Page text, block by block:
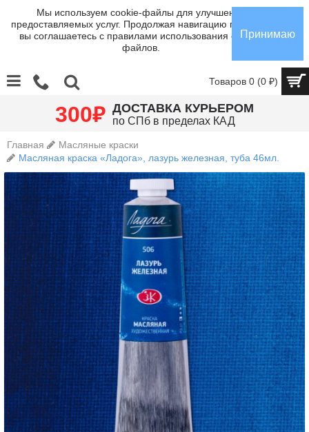
Мы используем cookie-файлы для улучшения
предоставляемых услуг. Продолжая навигацию по сайту,
вы соглашаетесь с правилами использования cookie-
файлов.
Принимаю
Товаров 0 (0 ₽)
300₽ ДОСТАВКА КУРЬЕРОМ
по СПб в пределах КАД
Главная
Масляные краски
Масляная краска «Ладога», лазурь железная, туба 46мл.